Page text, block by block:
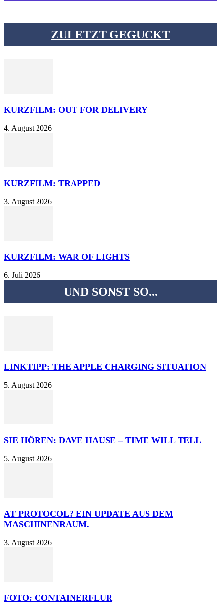
ZULETZT GEGUCKT
KURZFILM: OUT FOR DELIVERY
4. August 2026
KURZFILM: TRAPPED
3. August 2026
KURZFILM: WAR OF LIGHTS
6. Juli 2026
UND SONST SO...
LINKTIPP: THE APPLE CHARGING SITUATION
5. August 2026
SIE HÖREN: DAVE HAUSE – TIME WILL TELL
5. August 2026
AT PROTOCOL? EIN UPDATE AUS DEM
MASCHINENRAUM.
3. August 2026
FOTO: CONTAINERFLUR